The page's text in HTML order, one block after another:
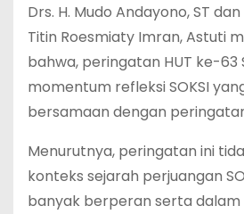
Drs. H. Mudo Andayono, ST
Titin Roesmiaty Imran, Astuti
bahwa, peringatan HUT ke-63
momentum refleksi SOKSI
bersamaan dengan
Menurutnya, peringatan ini
konteks sejarah perjuangan
banyak berperan serta dalam